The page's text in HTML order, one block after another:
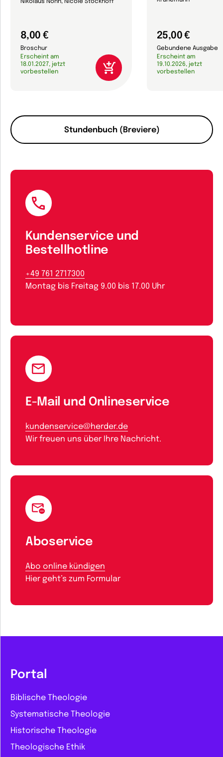
Stundenbuch (Breviere)
Nikolaus Nonn, Nicole Stockhoff
8,00 €
Broschur
Erscheint am
18.01.2027, jetzt
vorbestellen
25,00 €
Gebundene Ausgabe
Erscheint am
19.10.2026, jetzt
vorbestellen
Kundenservice und
Bestellhotline
+49 761 2717300
Montag bis Freitag 9.00 bis 17.00 Uhr
E-Mail und Onlineservice
kundenservice@herder.de
Wir freuen uns über Ihre Nachricht.
Aboservice
Abo online kündigen
Hier geht’s zum Formular
Portal
Biblische Theologie
Systematische Theologie
Historische Theologie
Theologische Ethik